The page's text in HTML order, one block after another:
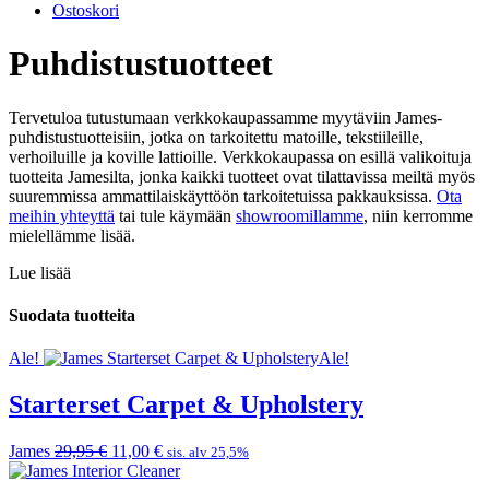
Ostoskori
Puhdistustuotteet
Tervetuloa tutustumaan verkkokaupassamme myytäviin James-
puhdistustuotteisiin, jotka on tarkoitettu matoille, tekstiileille,
verhoiluille ja koville lattioille. Verkkokaupassa on esillä valikoituja
tuotteita Jamesilta, jonka kaikki tuotteet ovat tilattavissa meiltä myös
suuremmissa ammattilaiskäyttöön tarkoitetuissa pakkauksissa. Ota
meihin yhteyttä tai tule käymään showroomillamme, niin kerromme
mielellämme lisää.
Lue lisää
Suodata tuotteita
Ale! Ale!
Starterset Carpet & Upholstery
James 29,95€ Alkuperäinen
hinta
11,00 €Nykyinen
hinta
sis. alv 25,5%